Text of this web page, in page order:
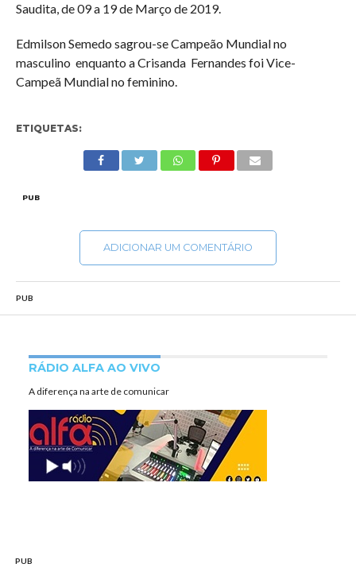
Saudita, de 09 a 19 de Março de 2019.
Edmilson Semedo sagrou-se Campeão Mundial no
masculino enquanto a Crisanda Fernandes foi Vice-
Campeã Mundial no feminino.
ETIQUETAS:
PUB
ADICIONAR UM COMENTÁRIO
PUB
RÁDIO ALFA AO VIVO
A diferença na arte de comunicar
PUB